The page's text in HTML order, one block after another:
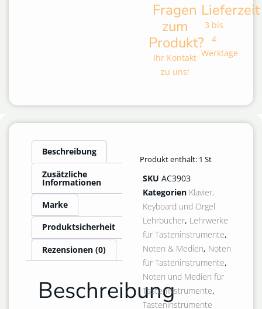
Fragen
zum
Produkt?
Ihr Kontakt
zu uns!
Lieferzeit
3 bis
4
Werktage
Beschreibung
Zusätzliche
Informationen
Marke
Produktsicherheit
Rezensionen (0)
Beschreibung
Produkt enthält: 1 St
SKU AC3903
Kategorien Klavier,
Keyboard und Orgel
Lehrbücher, Lehrwerke
für Tasteninstrumente,
Noten & Medien, Noten
für Tasteninstrumente,
Noten und Medien für
Tasteninstrumente,
Tasteninstrumente